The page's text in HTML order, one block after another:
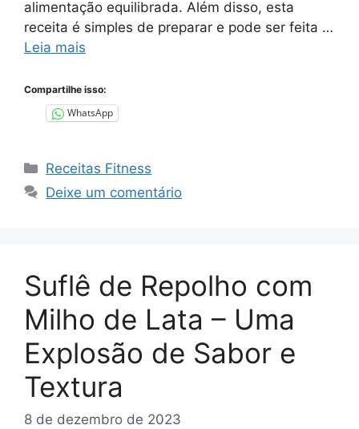
alimentação equilibrada. Além disso, esta
receita é simples de preparar e pode ser feita …
Leia mais
Compartilhe isso:
WhatsApp
Categorias
Receitas Fitness
Deixe um comentário
Suflê de Repolho com
Milho de Lata – Uma
Explosão de Sabor e
Textura
8 de dezembro de 2023